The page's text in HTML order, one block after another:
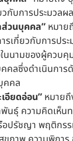
วกับการประมวล
วนบุคคล” หมาย
รเกี่ยวกับการปร
นนามของผู้ควบ
ลซึ่งดำเนินการดั
คคล
อียดอ่อน” หมาย
นธุ์ ความคิดเห็น
อปรัชญา พฤติกร